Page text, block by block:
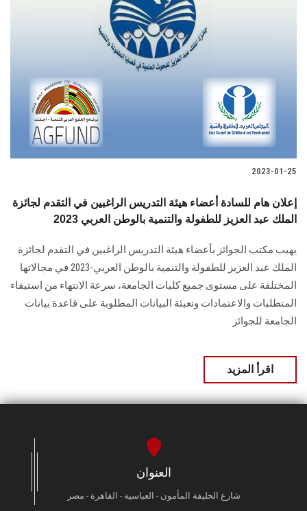
2023-01-25
إعلان هام للسادة أعضاء هيئة التدريس الراغبين في التقدم لجائزة
الملك عبد العزيز للطفولة والتنمية بالوطن العربي 2023
يهيب مكتب الجوائز بأعضاء هيئة التدريس الراغبين في التقدم لجائزة
الملك عبد العزيز للطفولة والتنمية بالوطن العربي-2023 في مجالاتها
المختلفة على مستوى جميع كليات الجامعة، سرعة الانتهاء من استيفاء
المتطلبات والاعتمادات وتعبئة البيانات المطلوبة على قاعدة بيانات
الجامعة للجوائز
اقرأ المزيد
العنوان
شارع الخليفة المأمون - العباسية - القاهرة - مصر